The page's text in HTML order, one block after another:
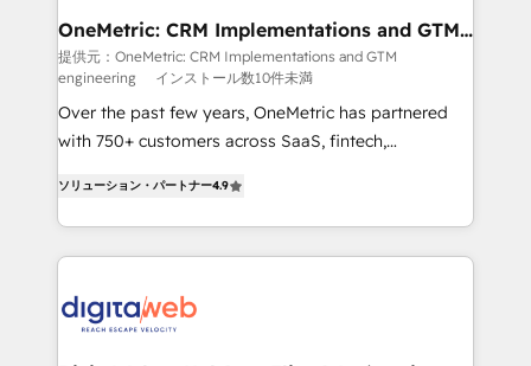
integrations 🤖 AI workflows & enrichment 📘 Team
enablement & company-wide adoption We create
HubSpot environments that teams use with
confidence and that leadership can rely on for
scalable revenue insights.
OneMetric: CRM Implementations and GTM
engineering
提供元：OneMetric: CRM Implementations and GTM
engineering
インストール数10件未満
Over the past few years, OneMetric has partnered
with 750+ customers across SaaS, fintech,
150+ HubSpot-certified experts, we deliver scalable
solutions to complex GTM and RevOps challenges.
Our Expertise 🔹 Onboarding & Implementation:
tailored to your GTM motion. 🔹 Migrations: Move
ソリューション・パートナー4.9